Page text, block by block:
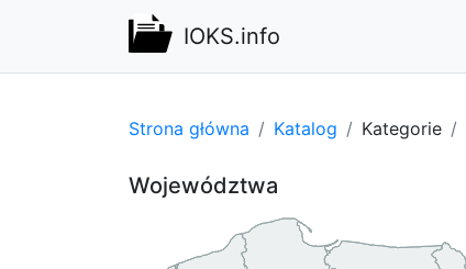
IOKS.info
Strona główna Katalog Kategorie
Województwa